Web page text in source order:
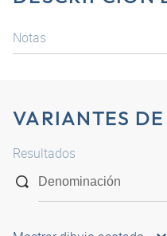
Notas
VARIANTES
Resultados